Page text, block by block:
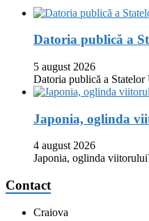
Datoria publică a
5 august 2026
Datoria publică a
Japonia, oglinda
4 august 2026
Japonia, oglinda
Contact
Craiova